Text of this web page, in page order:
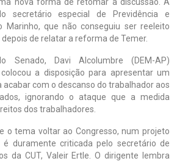
secretário especial de Previdência e
Marinho, que não conseguiu ser reeleito
de relatar a reforma de Temer.
Senado, Davi Alcolumbre (DEM-AP)
a disposição para apresentar um
acabar com o descanso do trabalhador aos
ignorando o ataque que a medida
dos trabalhadores.
o tema voltar ao Congresso, num projeto
é duramente criticada pelo secretário de
da CUT, Valeir Ertle. O dirigente lembra